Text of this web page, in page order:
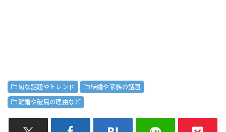
旬な話題やトレンド 結婚や家族の話題
離婚や破局の理由など